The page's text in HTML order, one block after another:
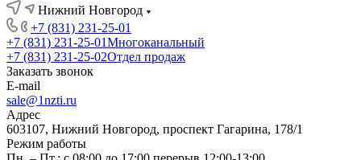
Нижний Новгород
+7 (831) 231-25-01
+7 (831) 231-25-01Многоканальный
+7 (831) 231-25-02Отдел продаж
Заказать звонок
E-mail
sale@1nzti.ru
Адрес
603107, Нижний Новгород, проспект Гагарина, 178/1
Режим работы